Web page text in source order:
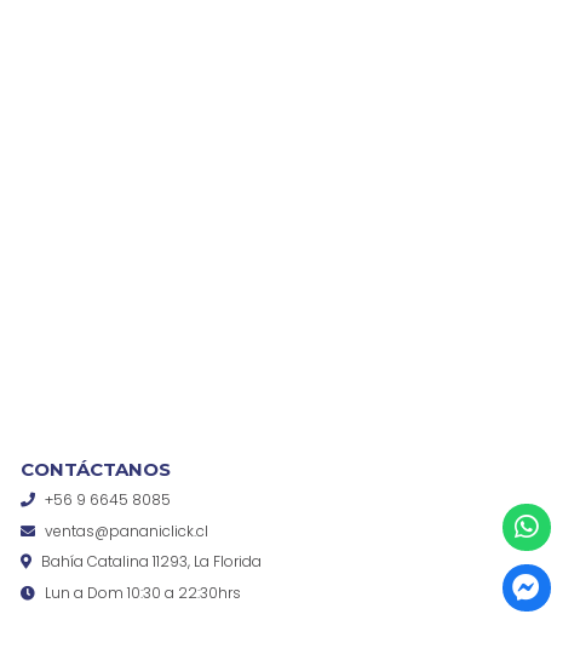
CONTÁCTANOS
+56 9 6645 8085
ventas@pananiclick.cl
Bahía Catalina 11293, La Florida
Lun a Dom 10:30 a 22:30hrs